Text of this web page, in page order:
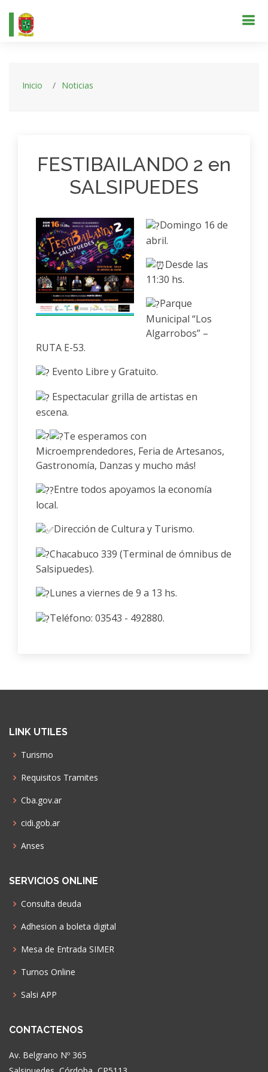
Inicio Noticias
FESTIBAILANDO 2 en
SALSIPUEDES
Domingo 16 de
abril.
Desde las
11:30 hs.
Parque
Municipal “Los
Algarrobos” –
RUTA E-53.
Evento Libre y Gratuito.
Espectacular grilla de artistas en
escena.
Te esperamos con
Microemprendedores, Feria de Artesanos,
Gastronomía, Danzas y mucho más!
Entre todos apoyamos la economía
local.
Dirección de Cultura y Turismo.
Chacabuco 339 (Terminal de ómnibus de
Salsipuedes).
Lunes a viernes de 9 a 13 hs.
Teléfono: 03543 - 492880.
LINK UTILES
Turismo
Requisitos Tramites
Cba.gov.ar
cidi.gob.ar
Anses
SERVICIOS ONLINE
Consulta deuda
Adhesion a boleta digital
Mesa de Entrada SIMER
Turnos Online
Salsi APP
CONTACTENOS
Av. Belgrano Nº 365